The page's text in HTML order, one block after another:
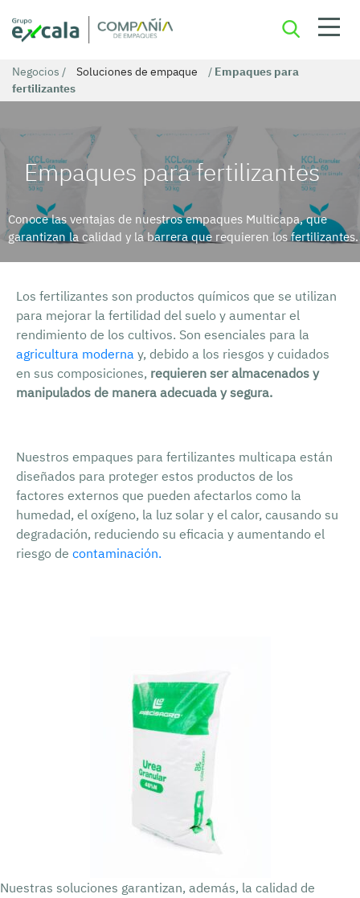
Negocios / Soluciones de empaque / Empaques para
fertilizantes
Empaques para fertilizantes
Conoce las ventajas de nuestros empaques Multicapa, que
garantizan la calidad y la barrera que requieren los fertilizantes.
Los fertilizantes son productos químicos que se utilizan
para mejorar la fertilidad del suelo y aumentar el
rendimiento de los cultivos. Son esenciales para la
agricultura moderna y, debido a los riesgos y cuidados
en sus composiciones, requieren ser almacenados y
manipulados de manera adecuada y segura.
Nuestros empaques para fertilizantes multicapa están
diseñados para proteger estos productos de los
factores externos que pueden afectarlos como la
humedad, el oxígeno, la luz solar y el calor, causando su
degradación, reduciendo su eficacia y aumentando el
riesgo de contaminación.
Nuestras soluciones garantizan, además, la calidad de